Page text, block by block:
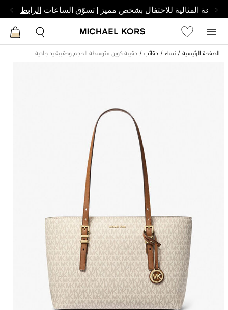
الساعة المثالية للاحتفال بشخص مميز | تسوّق الساعات الرابط
الصفحة الرئيسية نساء حقائب حقيبة كوين متوسطة الحجم وحقيبة يد جلدية